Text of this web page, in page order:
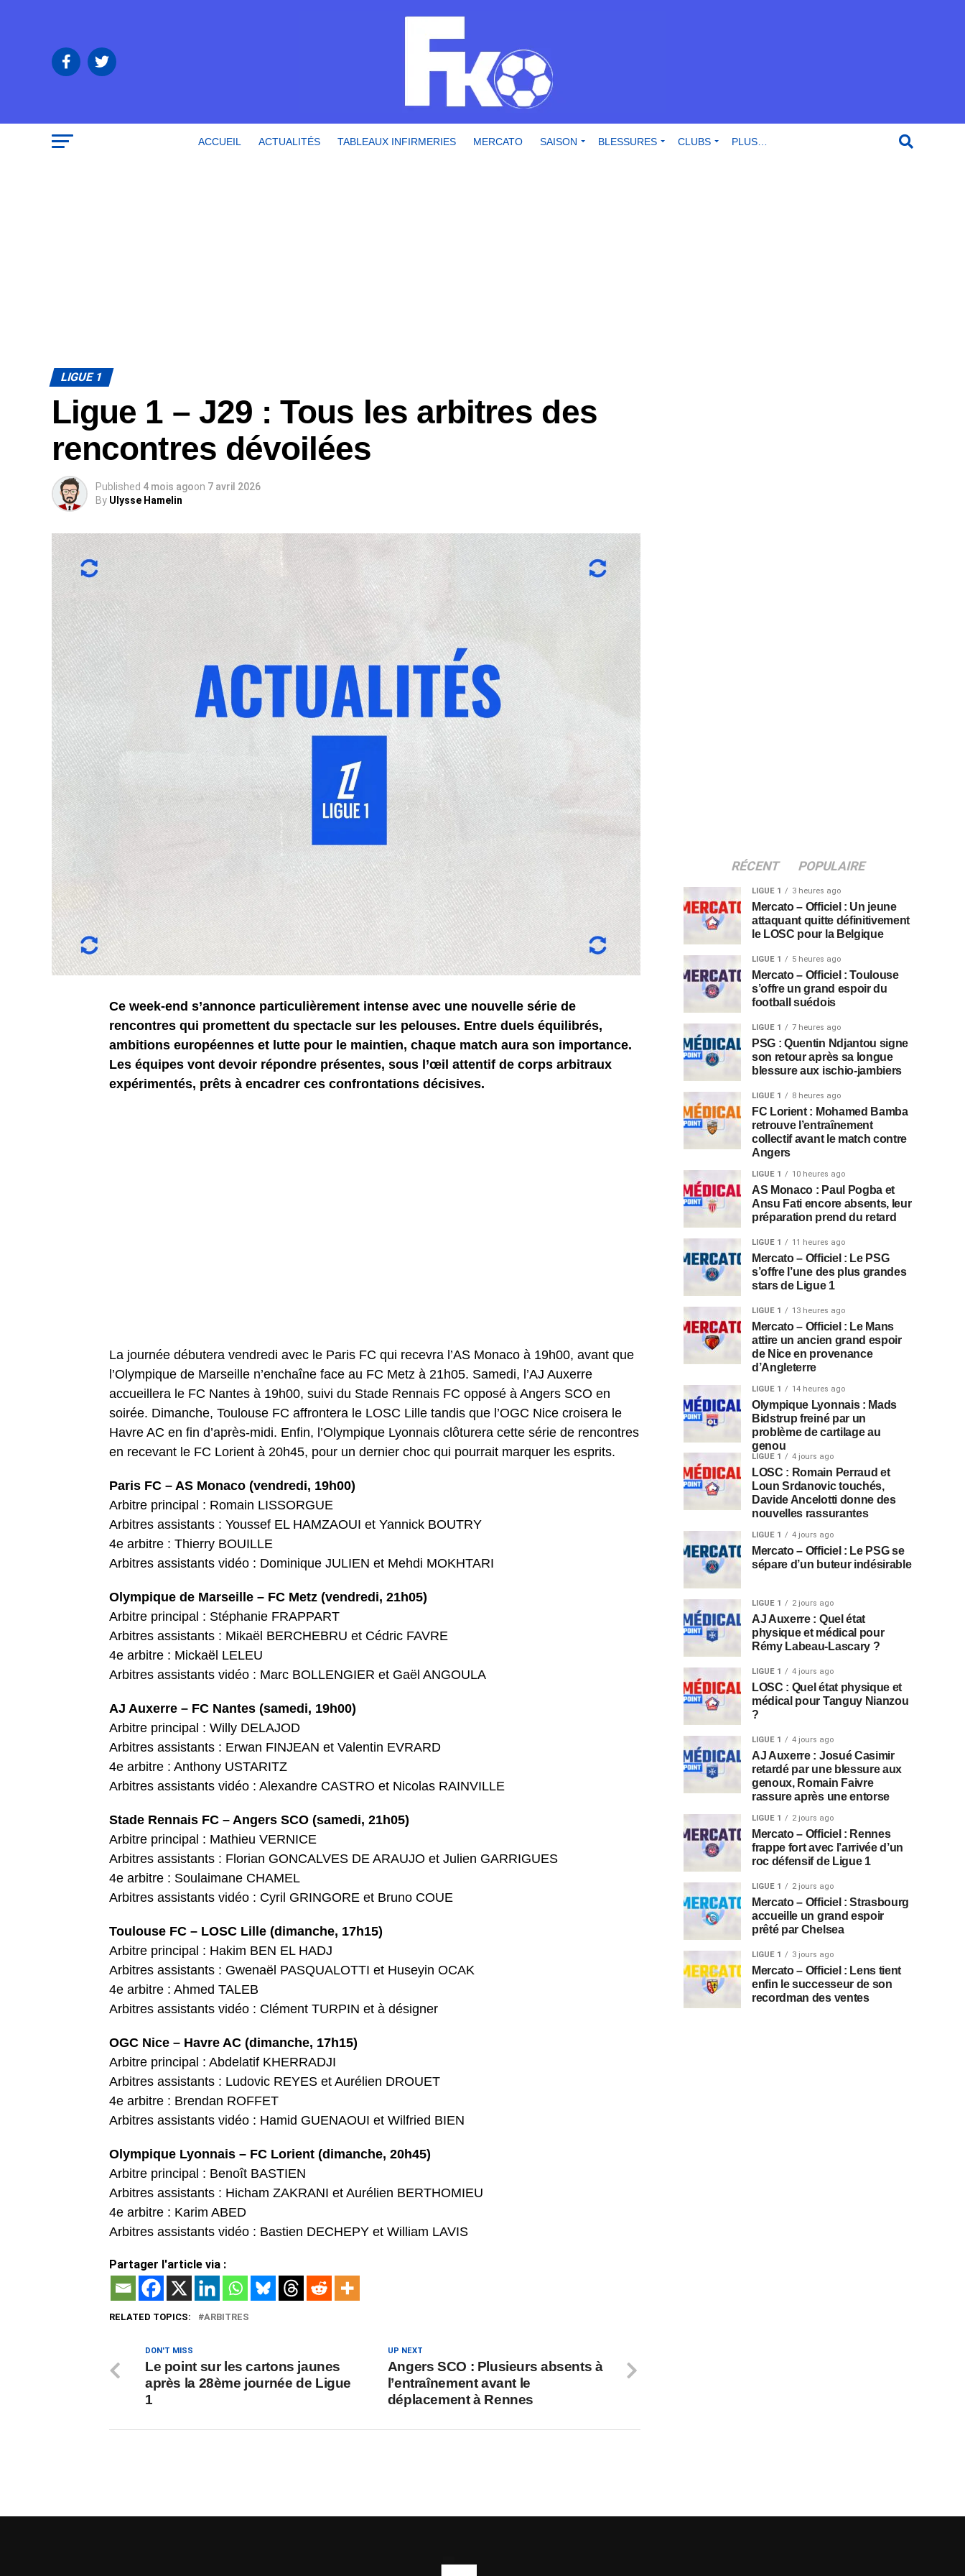
ACCUEIL ACTUALITÉS TABLEAUX INFIRMERIES MERCATO SAISON BLESSURES CLUBS PLUS…
LIGUE 1
Ligue 1 – J29 : Tous les arbitres des
rencontres dévoilées
Published 4 mois agoon 7 avril 2026
By Ulysse Hamelin
Ce week-end s’annonce particulièrement intense avec une nouvelle série de
rencontres qui promettent du spectacle sur les pelouses. Entre duels équilibrés,
ambitions européennes et lutte pour le maintien, chaque match aura son importance.
Les équipes vont devoir répondre présentes, sous l’œil attentif de corps arbitraux
expérimentés, prêts à encadrer ces confrontations décisives.
La journée débutera vendredi avec le Paris FC qui recevra l’AS Monaco à 19h00, avant que
l’Olympique de Marseille n’enchaîne face au FC Metz à 21h05. Samedi, l’AJ Auxerre
accueillera le FC Nantes à 19h00, suivi du Stade Rennais FC opposé à Angers SCO en
soirée. Dimanche, Toulouse FC affrontera le LOSC Lille tandis que l’OGC Nice croisera le
Havre AC en fin d’après-midi. Enfin, l’Olympique Lyonnais clôturera cette série de rencontres
en recevant le FC Lorient à 20h45, pour un dernier choc qui pourrait marquer les esprits.
Paris FC – AS Monaco (vendredi, 19h00)
Arbitre principal : Romain LISSORGUE
Arbitres assistants : Youssef EL HAMZAOUI et Yannick BOUTRY
4e arbitre : Thierry BOUILLE
Arbitres assistants vidéo : Dominique JULIEN et Mehdi MOKHTARI
Olympique de Marseille – FC Metz (vendredi, 21h05)
Arbitre principal : Stéphanie FRAPPART
Arbitres assistants : Mikaël BERCHEBRU et Cédric FAVRE
4e arbitre : Mickaël LELEU
Arbitres assistants vidéo : Marc BOLLENGIER et Gaël ANGOULA
AJ Auxerre – FC Nantes (samedi, 19h00)
Arbitre principal : Willy DELAJOD
Arbitres assistants : Erwan FINJEAN et Valentin EVRARD
4e arbitre : Anthony USTARITZ
Arbitres assistants vidéo : Alexandre CASTRO et Nicolas RAINVILLE
Stade Rennais FC – Angers SCO (samedi, 21h05)
Arbitre principal : Mathieu VERNICE
Arbitres assistants : Florian GONCALVES DE ARAUJO et Julien GARRIGUES
4e arbitre : Soulaimane CHAMEL
Arbitres assistants vidéo : Cyril GRINGORE et Bruno COUE
Toulouse FC – LOSC Lille (dimanche, 17h15)
Arbitre principal : Hakim BEN EL HADJ
Arbitres assistants : Gwenaël PASQUALOTTI et Huseyin OCAK
4e arbitre : Ahmed TALEB
Arbitres assistants vidéo : Clément TURPIN et à désigner
OGC Nice – Havre AC (dimanche, 17h15)
Arbitre principal : Abdelatif KHERRADJI
Arbitres assistants : Ludovic REYES et Aurélien DROUET
4e arbitre : Brendan ROFFET
Arbitres assistants vidéo : Hamid GUENAOUI et Wilfried BIEN
Olympique Lyonnais – FC Lorient (dimanche, 20h45)
Arbitre principal : Benoît BASTIEN
Arbitres assistants : Hicham ZAKRANI et Aurélien BERTHOMIEU
4e arbitre : Karim ABED
Arbitres assistants vidéo : Bastien DECHEPY et William LAVIS
Partager l'article via :
RELATED TOPICS: ARBITRES
UP NEXT
Angers SCO : Plusieurs absents à
l’entraînement avant le
déplacement à Rennes
DON'T MISS
Le point sur les cartons jaunes
après la 28ème journée de Ligue
1
RÉCENT POPULAIRE
LIGUE 1 3 heures ago
Mercato – Officiel : Un jeune
attaquant quitte définitivement
le LOSC pour la Belgique
LIGUE 1 5 heures ago
Mercato – Officiel : Toulouse
s’offre un grand espoir du
football suédois
LIGUE 1 7 heures ago
PSG : Quentin Ndjantou signe
son retour après sa longue
blessure aux ischio-jambiers
LIGUE 1 8 heures ago
FC Lorient : Mohamed Bamba
retrouve l’entraînement
collectif avant le match contre
Angers
LIGUE 1 10 heures ago
AS Monaco : Paul Pogba et
Ansu Fati encore absents, leur
préparation prend du retard
LIGUE 1 11 heures ago
Mercato – Officiel : Le PSG
s’offre l’une des plus grandes
stars de Ligue 1
LIGUE 1 13 heures ago
Mercato – Officiel : Le Mans
attire un ancien grand espoir
de Nice en provenance
d’Angleterre
LIGUE 1 14 heures ago
Olympique Lyonnais : Mads
Bidstrup freiné par un
problème de cartilage au
genou
LIGUE 1 4 jours ago
LOSC : Romain Perraud et
Loun Srdanovic touchés,
Davide Ancelotti donne des
nouvelles rassurantes
LIGUE 1 4 jours ago
Mercato – Officiel : Le PSG se
sépare d’un buteur indésirable
LIGUE 1 2 jours ago
AJ Auxerre : Quel état
physique et médical pour
Rémy Labeau-Lascary ?
LIGUE 1 4 jours ago
LOSC : Quel état physique et
médical pour Tanguy Nianzou
?
LIGUE 1 4 jours ago
AJ Auxerre : Josué Casimir
retardé par une blessure aux
genoux, Romain Faivre
rassure après une entorse
LIGUE 1 2 jours ago
Mercato – Officiel : Rennes
frappe fort avec l’arrivée d’un
roc défensif de Ligue 1
LIGUE 1 2 jours ago
Mercato – Officiel : Strasbourg
accueille un grand espoir
prêté par Chelsea
LIGUE 1 3 jours ago
Mercato – Officiel : Lens tient
enfin le successeur de son
recordman des ventes